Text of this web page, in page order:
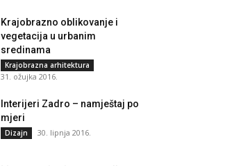
Krajobrazno oblikovanje i
vegetacija u urbanim
sredinama
Krajobrazna arhitektura
31. ožujka 2016.
Interijeri Zadro – namještaj po
mjeri
Dizajn 30. lipnja 2016.